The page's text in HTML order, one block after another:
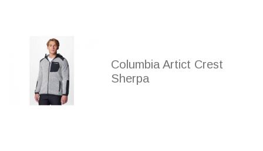
Columbia Artict Crest
Sherpa